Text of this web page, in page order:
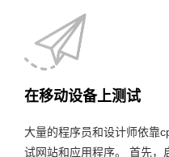
在移动设备上测试
大量的程序员和设计师依靠
试网站和应用程序。 首先，